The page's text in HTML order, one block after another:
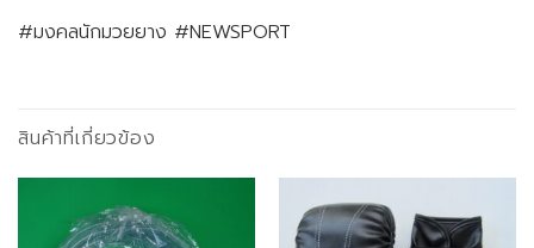
#มงคลนักมวยยาง #NEWSPORT
สินค้าที่เกี่ยวข้อง